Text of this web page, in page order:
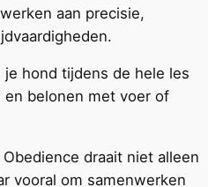
aan precisie,
hond tijdens de hele les
en belonen met voer of
draait niet alleen
vooral om samenwerken